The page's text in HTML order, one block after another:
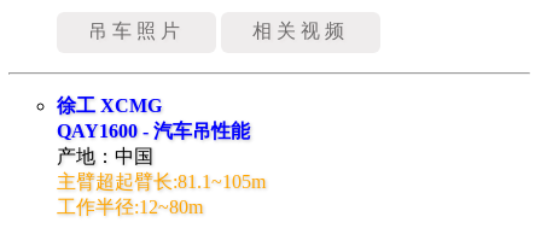
吊车照片 相关视频
徐工 XCMG
QAY1600 - 汽车吊性能
产地：中国
主臂超起臂长:81.1~105m
工作半径:12~80m